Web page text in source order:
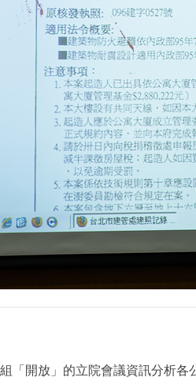
「開放」的立院會議資訊分析